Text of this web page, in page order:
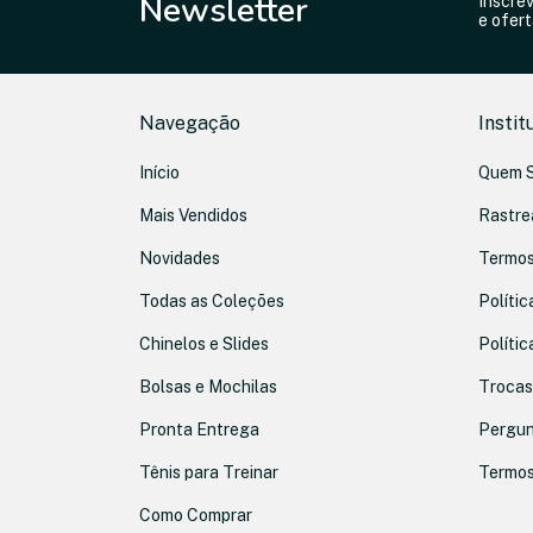
Newsletter
e
Navegação
Início
Mais Vendidos
Novidades
Todas as Coleções
Chinelos e Slides
Bolsas e Mochilas
Pronta Entrega
Tênis para Treinar
Como Comprar
Quem